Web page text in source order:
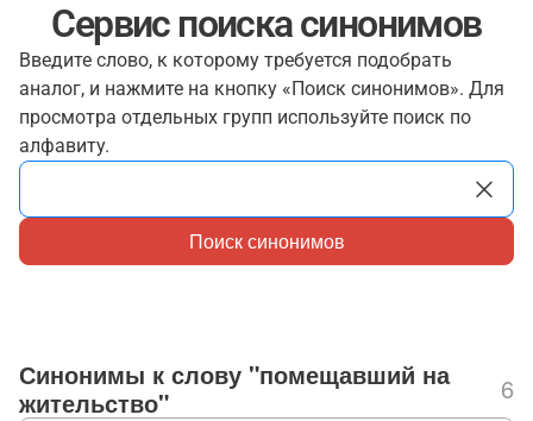
Сервис поиска синонимов
Введите слово, к которому требуется подобрать
аналог, и нажмите на кнопку «Поиск синонимов». Для
просмотра отдельных групп используйте поиск по
алфавиту.
Поиск синонимов
Синонимы к слову "помещавший на
жительство"
6